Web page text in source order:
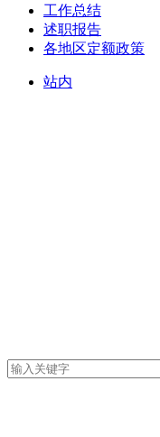
工作总结
述职报告
各地区定额政策
站内